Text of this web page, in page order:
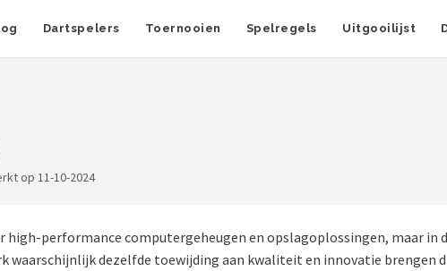
Dartspelers Toernooien Spelregels Uitgooilijst
op 11-10-2024
high-performance computergeheugen en opslagoplossingen, maar in
waarschijnlijk dezelfde toewijding aan kwaliteit en innovatie brengen